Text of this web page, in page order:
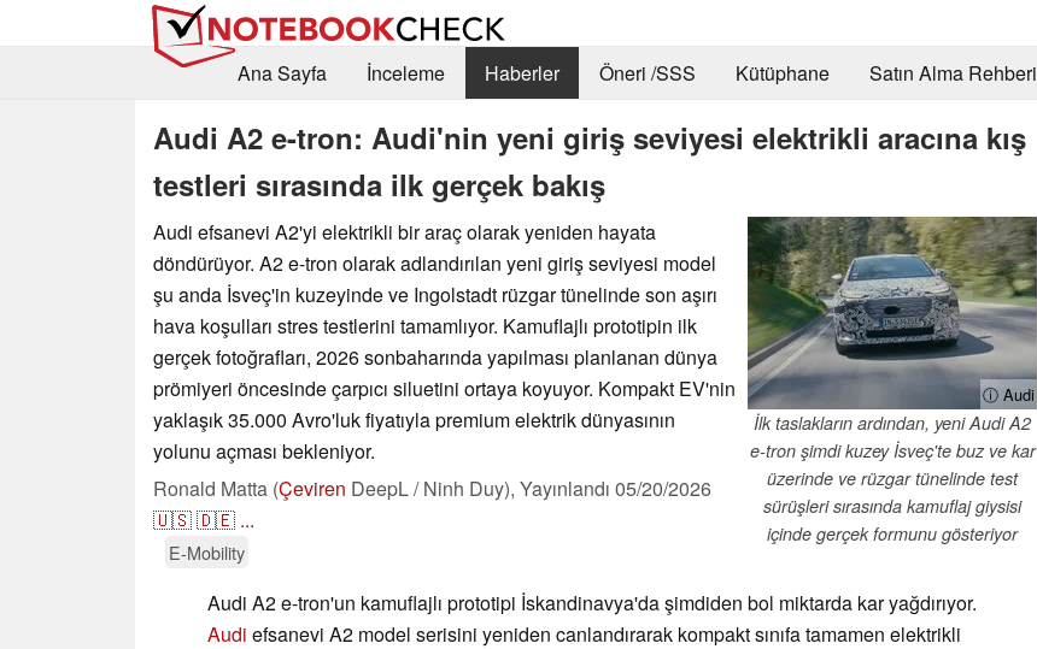
Ana Sayfa
İnceleme Haberler Öneri /SSS Kütüphane Satın Alma Rehberi
Audi A2 e-tron: Audi'nin yeni giriş seviyesi elektrikli aracına kış
testleri sırasında ilk gerçek bakış
ⓘ Audi
İlk taslakların ardından, yeni Audi A2
e-tron şimdi kuzey İsveç'te buz ve kar
üzerinde ve rüzgar tünelinde test
sürüşleri sırasında kamuflaj giysisi
içinde gerçek formunu gösteriyor
Audi efsanevi A2'yi elektrikli bir araç olarak yeniden hayata
döndürüyor. A2 e-tron olarak adlandırılan yeni giriş seviyesi model
şu anda İsveç'in kuzeyinde ve Ingolstadt rüzgar tünelinde son aşırı
hava koşulları stres testlerini tamamlıyor. Kamuflajlı prototipin ilk
gerçek fotoğrafları, 2026 sonbaharında yapılması planlanan dünya
prömiyeri öncesinde çarpıcı siluetini ortaya koyuyor. Kompakt EV'nin
yaklaşık 35.000 Avro'luk fiyatıyla premium elektrik dünyasının
yolunu açması bekleniyor.
Ronald Matta (Çeviren DeepL / Ninh Duy), Yayınlandı 05/20/2026
🇺🇸🇩🇪 ...
E-Mobility
Audi A2 e-tron'un kamuflajlı prototipi İskandinavya'da şimdiden bol miktarda kar yağdırıyor.
Audi efsanevi A2 model serisini yeniden canlandırarak kompakt sınıfa tamamen elektrikli